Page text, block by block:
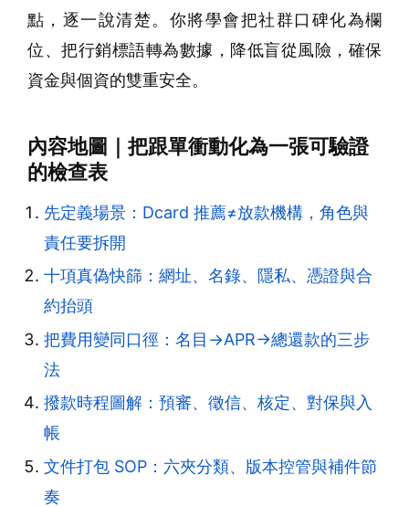
點，逐一說清楚。你將學會把社群口碑化為欄
位、把行銷標語轉為數據，降低盲從風險，確保
資金與個資的雙重安全。
內容地圖｜把跟單衝動化為一張可驗證
的檢查表
先定義場景：Dcard 推薦≠放款機構，角色與
責任要拆開
十項真偽快篩：網址、名錄、隱私、憑證與合
約抬頭
把費用變同口徑：名目→APR→總還款的三步
法
撥款時程圖解：預審、徵信、核定、對保與入
帳
文件打包 SOP：六夾分類、版本控管與補件節
奏